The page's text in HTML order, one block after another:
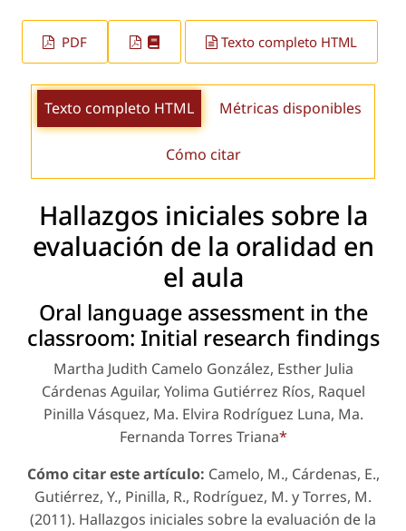
PDF Texto completo HTML
Texto completo HTML Métricas disponibles
Cómo citar
Hallazgos iniciales sobre la
evaluación de la oralidad en
el aula
Oral language assessment in the
classroom: Initial research findings
Martha Judith Camelo González, Esther Julia
Cárdenas Aguilar, Yolima Gutiérrez Ríos, Raquel
Pinilla Vásquez, Ma. Elvira Rodríguez Luna, Ma.
Fernanda Torres Triana*
Cómo citar este artículo: Camelo, M., Cárdenas, E.,
Gutiérrez, Y., Pinilla, R., Rodríguez, M. y Torres, M.
(2011). Hallazgos iniciales sobre la evaluación de la